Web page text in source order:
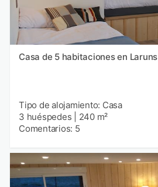
Casa de 5 habitaciones en Laruns
Tipo de alojamiento: Casa
3 huéspedes
240 m²
Comentarios: 5